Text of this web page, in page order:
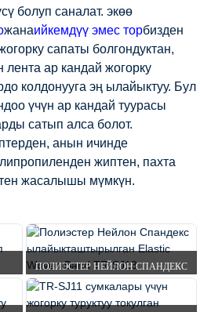
болуп саналат. экөө
жанаийкемдүү эмес торбизден
сапаты болгондуктан,
лента ар кандай жогорку
колдонууга эң ылайыктуу. Бул
үчүн ар кандай туурасы
сатып алса болот.
анын ичинде
жиптен, пахта
жасалышы мүмкүн.
ПОЛИЭСТЕР НЕЙЛОН СПАНДЕКС
ЫЛАЙЫКТАШТЫРЫЛГАН ЭЛАСТИК